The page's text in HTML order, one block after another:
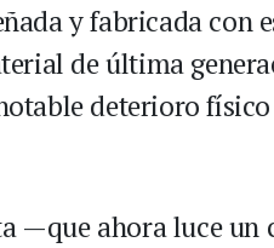
y fabricada con
de última
deterioro
—que ahora luce